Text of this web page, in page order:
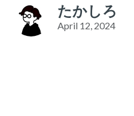
たかしろ
April 12, 2024